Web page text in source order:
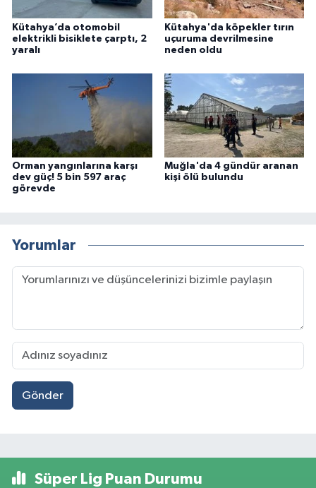
Kütahya’da otomobil
elektrikli bisiklete çarptı, 2
yaralı
Kütahya'da köpekler tırın
uçuruma devrilmesine
neden oldu
Orman yangınlarına karşı
dev güç! 5 bin 597 araç
görevde
Muğla'da 4 gündür aranan
kişi ölü bulundu
Yorumlar
Gönder
Süper Lig Puan Durumu